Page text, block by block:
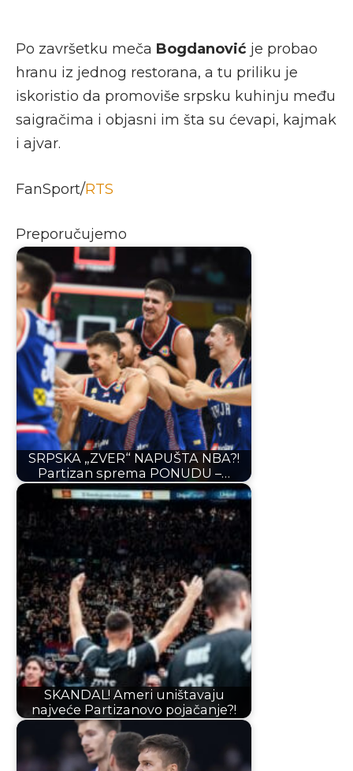
Po završetku meča Bogdanović je probao
hranu iz jednog restorana, a tu priliku je
iskoristio da promoviše srpsku kuhinju među
saigračima i objasni im šta su ćevapi, kajmak
i ajvar.
FanSport/RTS
Preporučujemo
SRPSKA „ZVER“ NAPUŠTA NBA?!
Partizan sprema PONUDU –…
SKANDAL! Ameri uništavaju
najveće Partizanovo pojačanje?!